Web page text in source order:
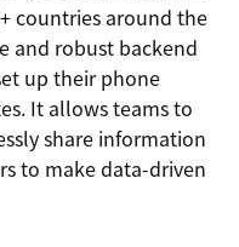
countries around the
and robust backend
up their phone
It allows teams to
share information
to make data-driven